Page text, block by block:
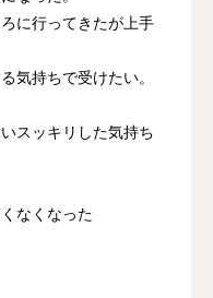
に行ってきたが上手
気持ちで受けたい。
スッキリした気持ち
なくなった